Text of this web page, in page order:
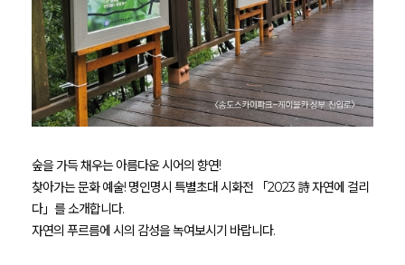
숲을 가득 채우는 아름다운 시어의 향연!
찾아가는 문화 예술! 명인명시 특별초대 시화전 「2023 詩 자연에 걸리
다」를 소개합니다.
자연의 푸르름에 시의 감성을 녹여보시기 바랍니다.